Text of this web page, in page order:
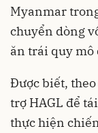
Myanmar
chuyển dòng
ăn trái quy mô
Được biết,
trợ HAGL để
thực hiện